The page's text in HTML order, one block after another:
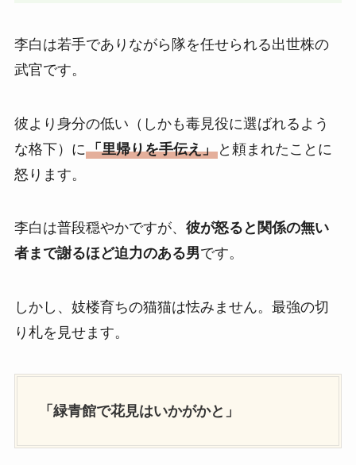
李白は若手でありながら隊を任せられる出世株の
武官です。
彼より身分の低い（しかも毒見役に選ばれるよう
な格下）に「里帰りを手伝え」と頼まれたことに
怒ります。
李白は普段穏やかですが、 彼が怒ると関係の無い
者まで謝るほど迫力のある男です。
しかし、妓楼育ちの猫猫は怯みません。最強の切
り札を見せます。
「緑青館で花見はいかがかと」